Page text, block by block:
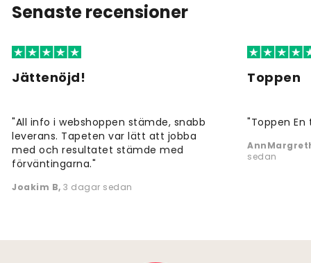
Senaste recensioner
Jättenöjd!
"All info i webshoppen stämde, snabb
leverans. Tapeten var lätt att jobba
med och resultatet stämde med
förväntingarna."
Joakim B, 3 dagar sedan
Toppen
"Toppen
sedan